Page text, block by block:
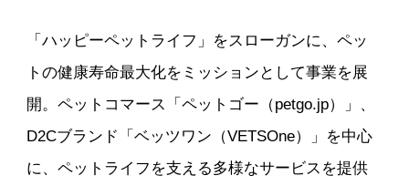
「ハッピーペットライフ」をスローガンに、ペッ
トの健康寿命最大化をミッションとして事業を展
開。ペットコマース「ペットゴー（petgo.jp）」、
D2Cブランド「ベッツワン（VETSOne）」を中心
に、ペットライフを支える多様なサービスを提供